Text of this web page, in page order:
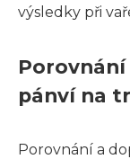
výsledky při
pánví na
Porovnání a